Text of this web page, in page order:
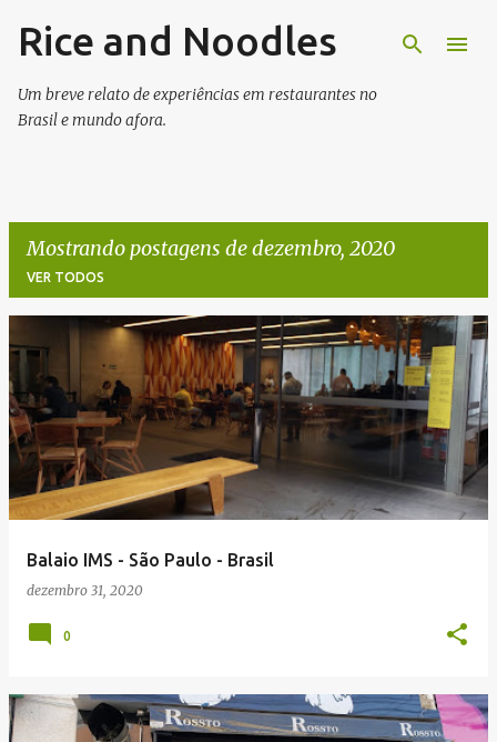
Pular para o conteúdo principal
Rice and Noodles
Um breve relato de experiências em restaurantes no
Brasil e mundo afora.
Mostrando postagens de dezembro, 2020
VER TODOS
P
o
s
t
g
Balaio IMS - São Paulo - Brasil
dezembro 31, 2020
0